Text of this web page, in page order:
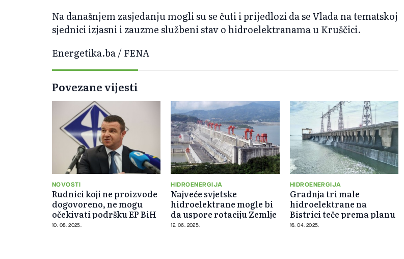
Na današnjem zasjedanju mogli su se čuti i prijedlozi da se Vlada na tematskoj
sjednici izjasni i zauzme službeni stav o hidroelektranama u Kruščici.
Energetika.ba / FENA
Povezane vijesti
NOVOSTI
Rudnici koji ne proizvode
dogovoreno, ne mogu
očekivati podršku EP BiH
10. 08. 2025.
HIDROENERGIJA
Najveće svjetske
hidroelektrane mogle bi
da uspore rotaciju Zemlje
12. 06. 2025.
HIDROENERGIJA
Gradnja tri male
hidroelektrane na
Bistrici teče prema planu
16. 04. 2025.